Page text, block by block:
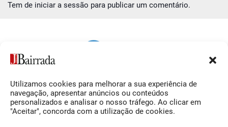
Utilizamos cookies para melhorar a sua experiência de
navegação, apresentar anúncios ou conteúdos
personalizados e analisar o nosso tráfego. Ao clicar em
"Aceitar", concorda com a utilização de cookies.
Tem de iniciar a sessão para publicar um comentário.
Siga-nos
Facebook
O Jornal da Bairrada
Contactos